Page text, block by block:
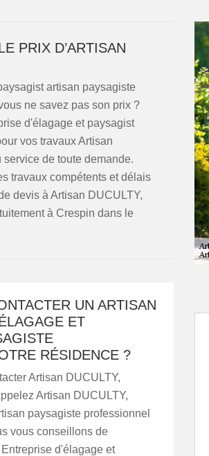
PRIX D’ARTISAN
artisan paysagiste
ne savez pas son prix ?
d'élagage et paysagist
vos travaux Artisan
de toute demande.
travaux compétents et délais
devis à Artisan DUCULTY,
à Crespin dans le
UN ARTISAN
ET
RÉSIDENCE ?
Artisan DUCULTY,
Artisan DUCULTY,
paysagiste professionnel
vous conseillons de
d'élagage et